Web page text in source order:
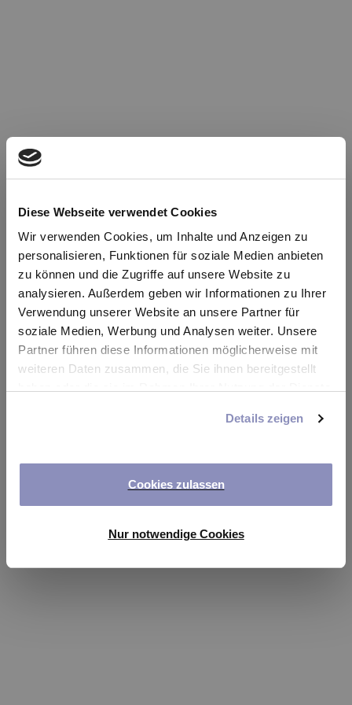
Diese Webseite verwendet Cookies
Wir verwenden Cookies, um Inhalte und Anzeigen zu
personalisieren, Funktionen für soziale Medien anbieten
zu können und die Zugriffe auf unsere Website zu
analysieren. Außerdem geben wir Informationen zu Ihrer
Verwendung unserer Website an unsere Partner für
soziale Medien, Werbung und Analysen weiter. Unsere
Partner führen diese Informationen möglicherweise mit
weiteren Daten zusammen, die Sie ihnen bereitgestellt
anpassen oder widerrufen. Weitere Details hierzu finden
Details zeigen
Cookies zulassen
Nur notwendige Cookies
Oops!
Something went wrong. Please try refreshing the
app
Refresh